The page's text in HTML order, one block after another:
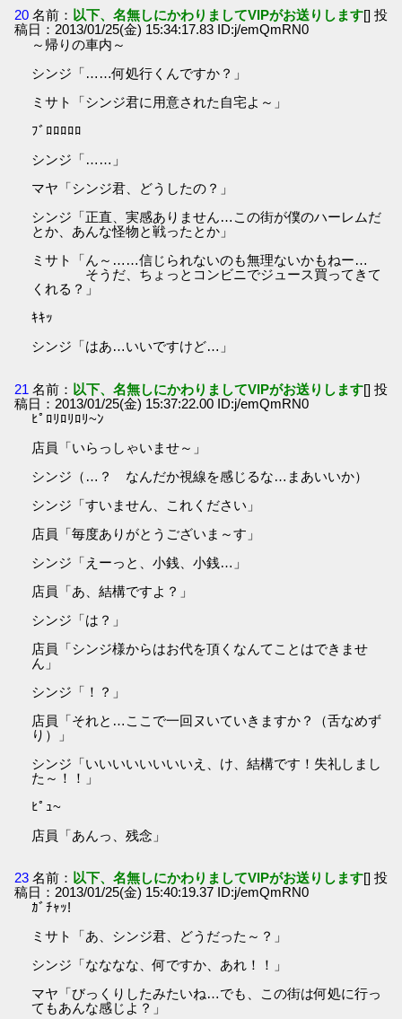
20 名前： 以下、名無しにかわりましてVIPがお送りします[] 投
稿日：2013/01/25(金) 15:34:17.83 ID:j/emQmRN0
～帰りの車内～
シンジ「……何処行くんですか？」
ミサト「シンジ君に用意された自宅よ～」
ﾌﾞﾛﾛﾛﾛﾛ
シンジ「……」
マヤ「シンジ君、どうしたの？」
シンジ「正直、実感ありません…この街が僕のハーレムだ
とか、あんな怪物と戦ったとか」
ミサト「ん～……信じられないのも無理ないかもねー…
そうだ、ちょっとコンビニでジュース買ってきて
くれる？」
ｷｷｯ
シンジ「はあ…いいですけど…」
21 名前： 以下、名無しにかわりましてVIPがお送りします[] 投
稿日：2013/01/25(金) 15:37:22.00 ID:j/emQmRN0
ﾋﾟﾛﾘﾛﾘﾛﾘ~ﾝ
店員「いらっしゃいませ～」
シンジ（…？ なんだか視線を感じるな…まあいいか）
シンジ「すいません、これください」
店員「毎度ありがとうございま～す」
シンジ「えーっと、小銭、小銭…」
店員「あ、結構ですよ？」
シンジ「は？」
店員「シンジ様からはお代を頂くなんてことはできませ
ん」
シンジ「！？」
店員「それと…ここで一回ヌいていきますか？（舌なめず
り）」
シンジ「いいいいいいいいえ、け、結構です！失礼しまし
た～！！」
ﾋﾟｭ~
店員「あんっ、残念」
23 名前： 以下、名無しにかわりましてVIPがお送りします[] 投
稿日：2013/01/25(金) 15:40:19.37 ID:j/emQmRN0
ｶﾞﾁｬｯ!
ミサト「あ、シンジ君、どうだった～？」
シンジ「なななな、何ですか、あれ！！」
マヤ「びっくりしたみたいね…でも、この街は何処に行っ
てもあんな感じよ？」